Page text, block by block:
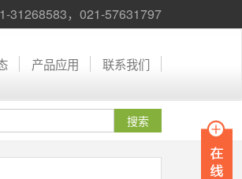
31268583，021-57631797
产品应用 联系我们